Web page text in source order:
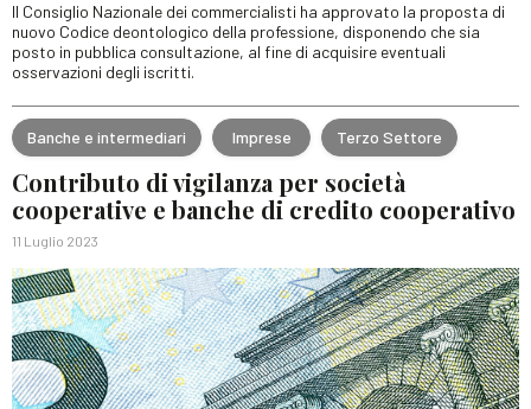
Il Consiglio Nazionale dei commercialisti ha approvato la proposta di
nuovo Codice deontologico della professione, disponendo che sia
posto in pubblica consultazione, al fine di acquisire eventuali
osservazioni degli iscritti.
Banche e intermediari Imprese Terzo Settore
Contributo di vigilanza per società
cooperative e banche di credito cooperativo
11 Luglio 2023